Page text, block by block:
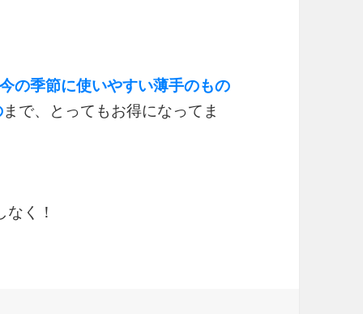
今の季節に使いやすい薄手のもの
まで、とってもお得になってま
く！